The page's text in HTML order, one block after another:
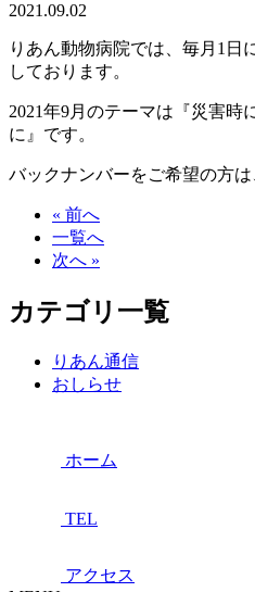
2021.09.02
りあん動物病院では、毎月1日
しております。
2021年9月のテーマは『災害時
に』です。
バックナンバーをご希望の方は
« 前へ
一覧へ
次へ »
カテゴリ一覧
りあん通信
おしらせ
ホーム
TEL
アクセス